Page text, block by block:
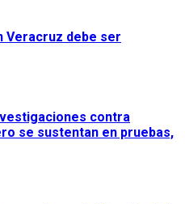
Veracruz debe ser
contra
se sustentan en pruebas,